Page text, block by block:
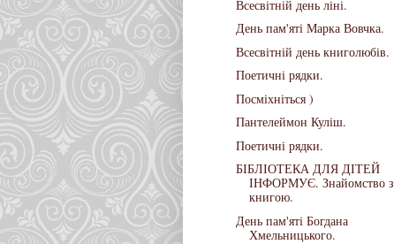
Всесвітній день ліні.
День пам'яті Марка Вовчка.
Всесвітній день книголюбів.
Поетичні рядки.
Посміхніться )
Пантелеймон Куліш.
Поетичні рядки.
БІБЛІОТЕКА ДЛЯ ДІТЕЙ
ІНФОРМУЄ. Знайомство з
книгою.
День пам'яті Богдана
Хмельницького.